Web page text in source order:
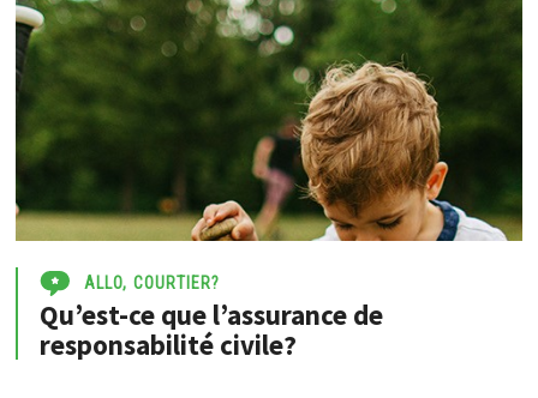
ALLO, COURTIER?
Qu’est-ce que l’assurance de
responsabilité civile?